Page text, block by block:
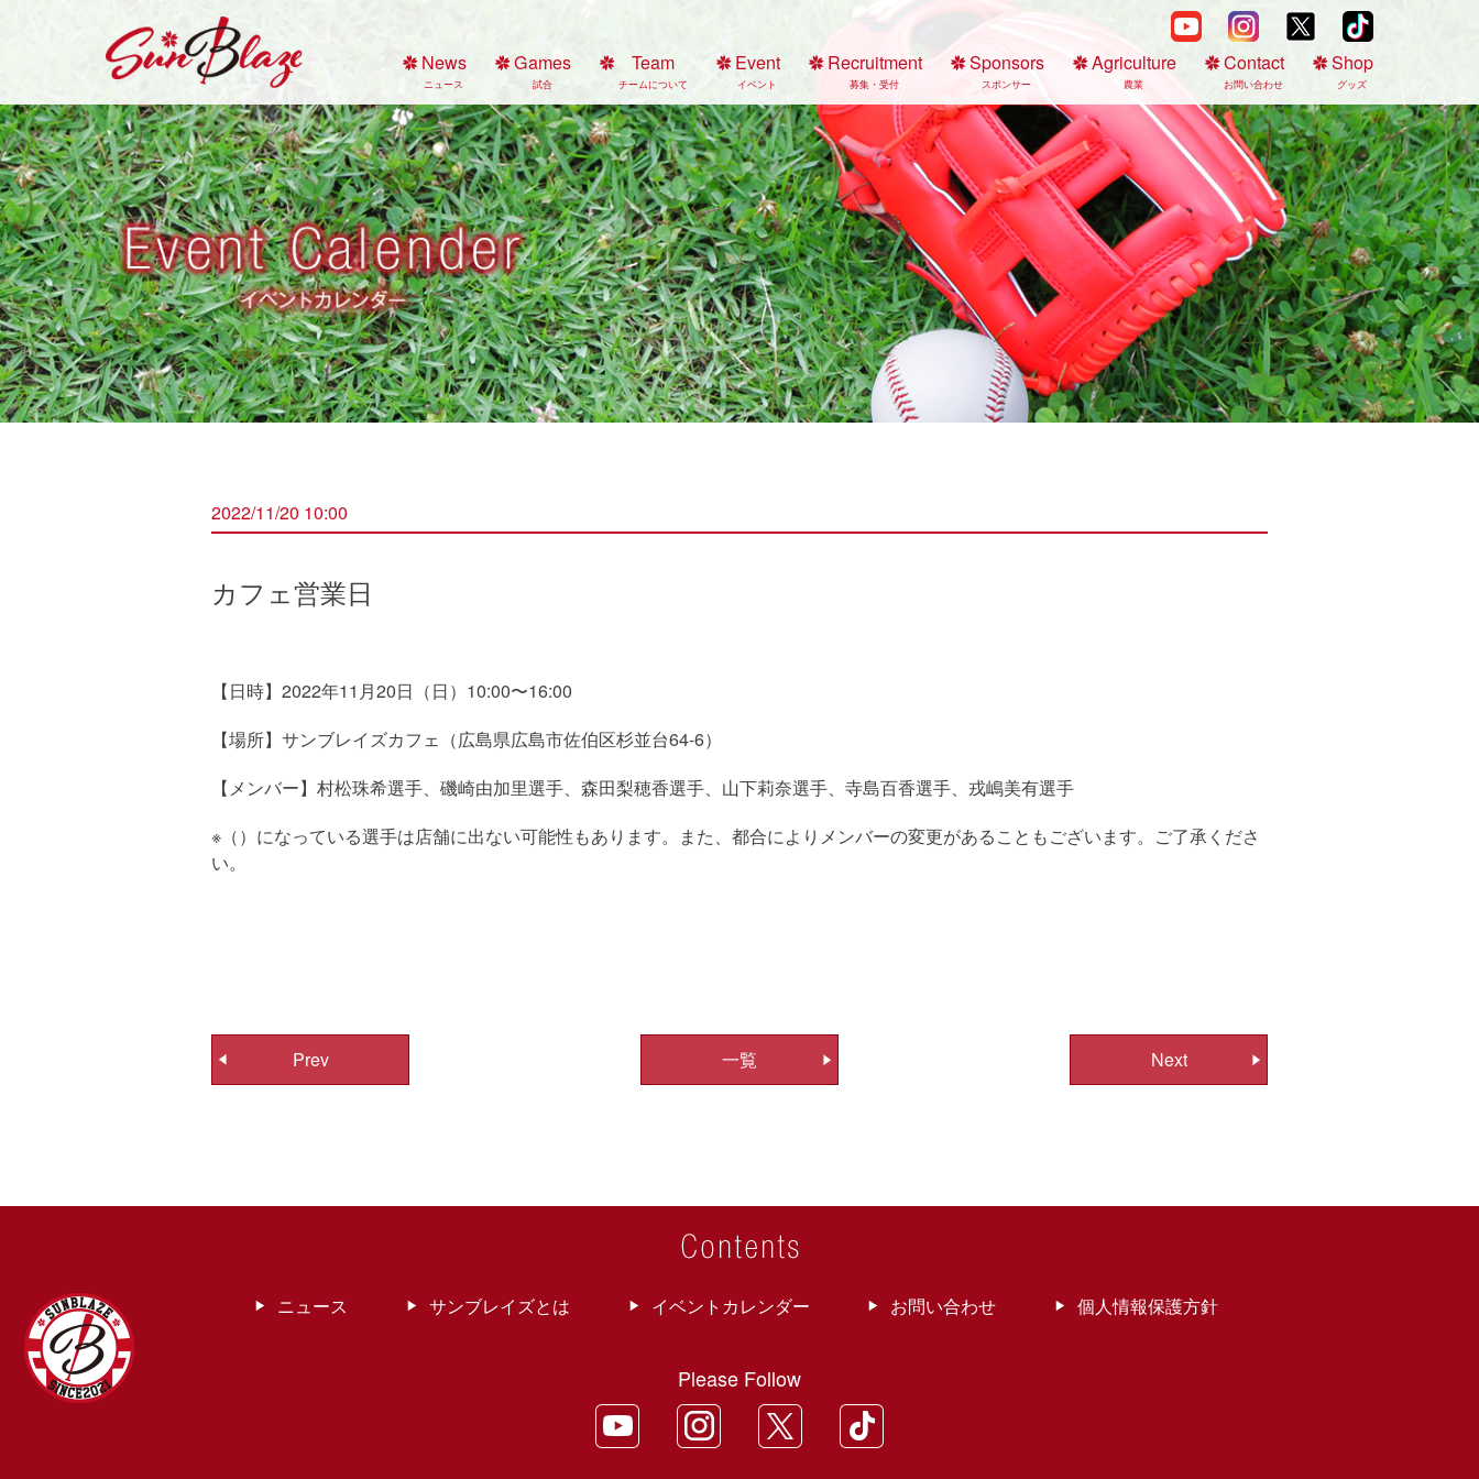
News
ニュース
Games
試合
Team
チームについて
Event
イベント
Recruitment
募集・受付
Sponsors
スポンサー
Agriculture
農業
Contact
お問い合わせ
Shop
グッズ
2022/11/20 10:00
カフェ営業日
【日時】2022年11月20日（日）10:00〜16:00
【場所】サンブレイズカフェ（広島県広島市佐伯区杉並台64-6）
【メンバー】村松珠希選手、磯崎由加里選手、森田梨穂香選手、山下莉奈選手、寺島百香選手、戎嶋美有選手
※（）になっている選手は店舗に出ない可能性もあります。また、都合によりメンバーの変更があることもございます。ご了承くださ
い。
投
稿
ー
Prev Next
一覧
ニュース サンブレイズとは イベントカレンダー お問い合わせ 個人情報保護方針
Please Follow